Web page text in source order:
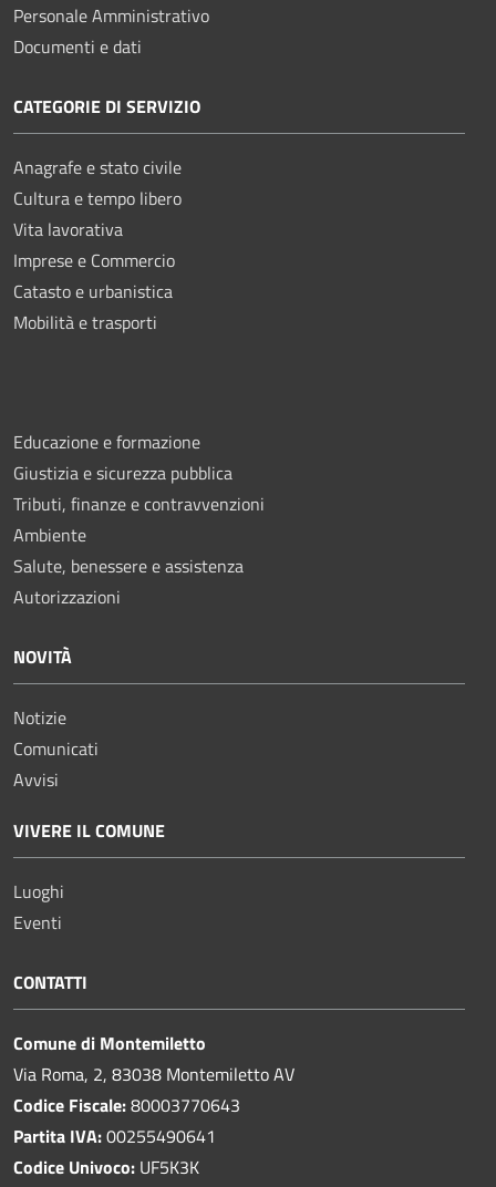
Personale Amministrativo
Documenti e dati
CATEGORIE DI SERVIZIO
Anagrafe e stato civile
Cultura e tempo libero
Vita lavorativa
Imprese e Commercio
Catasto e urbanistica
Mobilità e trasporti
Educazione e formazione
Giustizia e sicurezza pubblica
Tributi, finanze e contravvenzioni
Ambiente
Salute, benessere e assistenza
Autorizzazioni
NOVITÀ
Notizie
Comunicati
Avvisi
VIVERE IL COMUNE
Luoghi
Eventi
CONTATTI
Comune di Montemiletto
Via Roma, 2, 83038 Montemiletto AV
Codice Fiscale:80003770643
Partita IVA:00255490641
Codice Univoco: UF5K3K